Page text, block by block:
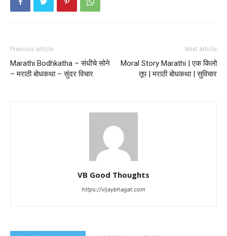
Previous article
Marathi Bodhkatha – संधीचे सोने
– मराठी बोधकथा – सुंदर विचार
Next article
Moral Story Marathi | एक किलो
तूप | मराठी बोधकथा | सुविचार
VB Good Thoughts
https://vijaybhagat.com